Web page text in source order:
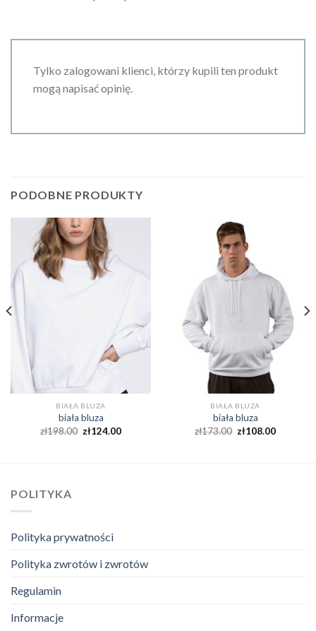
Tylko zalogowani klienci, którzy kupili ten produkt
mogą napisać opinię.
PODOBNE PRODUKTY
BIAŁA BLUZA
biała bluza
zł198.00 zł124.00
BIAŁA BLUZA
biała bluza
zł173.00 zł108.00
POLITYKA
Polityka prywatności
Polityka zwrotów i zwrotów
Regulamin
Informacje